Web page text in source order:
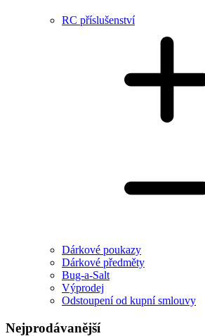
RC příslušenství
Dárkové poukazy
Dárkové předměty
Bug-a-Salt
Výprodej
Odstoupení od kupní smlouvy
Nejprodávanější